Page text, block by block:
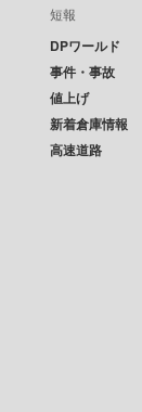
短報
DPワールド
事件・事故
値上げ
新着倉庫情報
高速道路